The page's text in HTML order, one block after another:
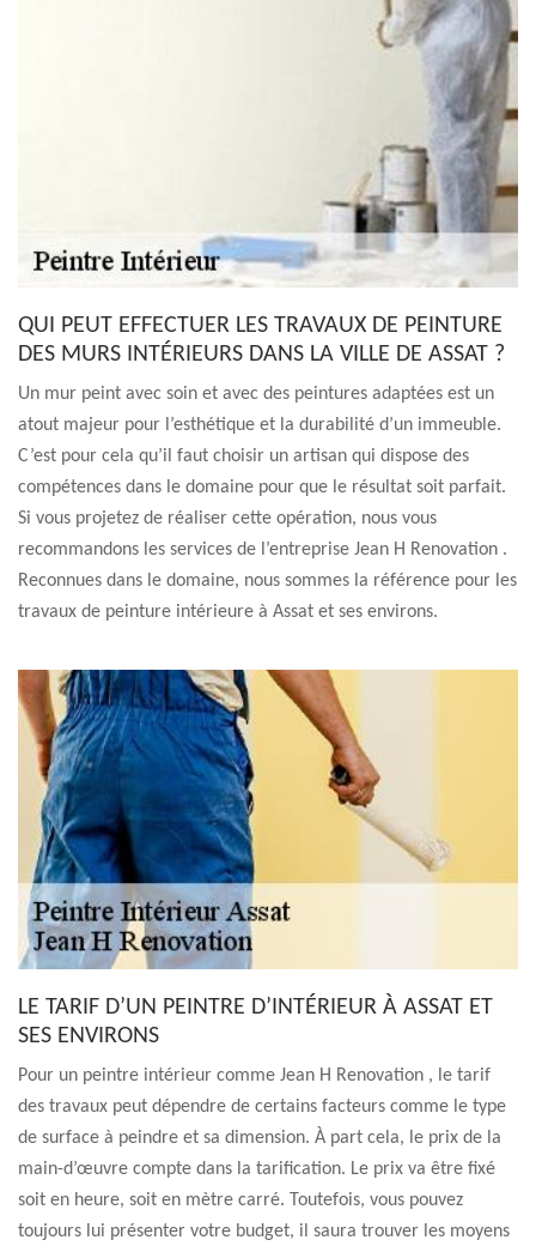
QUI PEUT EFFECTUER LES TRAVAUX DE PEINTURE
DES MURS INTÉRIEURS DANS LA VILLE DE ASSAT ?
Un mur peint avec soin et avec des peintures adaptées est un
atout majeur pour l’esthétique et la durabilité d’un immeuble.
C’est pour cela qu’il faut choisir un artisan qui dispose des
compétences dans le domaine pour que le résultat soit parfait.
Si vous projetez de réaliser cette opération, nous vous
recommandons les services de l’entreprise Jean H Renovation .
Reconnues dans le domaine, nous sommes la référence pour les
travaux de peinture intérieure à Assat et ses environs.
LE TARIF D’UN PEINTRE D’INTÉRIEUR À ASSAT ET
SES ENVIRONS
Pour un peintre intérieur comme Jean H Renovation , le tarif
des travaux peut dépendre de certains facteurs comme le type
de surface à peindre et sa dimension. À part cela, le prix de la
main-d’œuvre compte dans la tarification. Le prix va être fixé
soit en heure, soit en mètre carré. Toutefois, vous pouvez
toujours lui présenter votre budget, il saura trouver les moyens